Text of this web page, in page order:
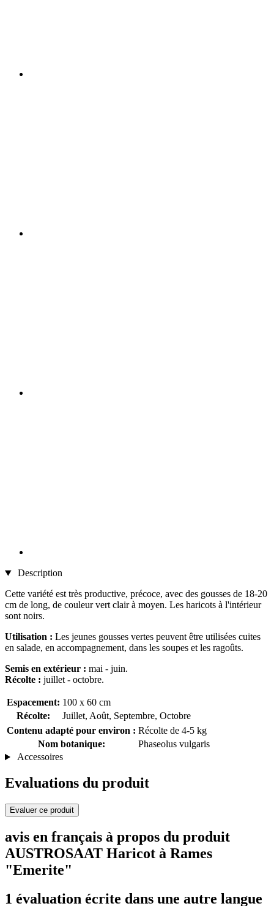
Description
Cette variété est très productive, précoce, avec des gousses de 18-20
cm de long, de couleur vert clair à moyen. Les haricots à l'intérieur
sont noirs.
Utilisation : Les jeunes gousses vertes peuvent être utilisées cuites
en salade, en accompagnement, dans les soupes et les ragoûts.
Semis en extérieur : mai - juin.
Récolte : juillet - octobre.
Espacement: 100 x 60 cm
Récolte:
Juillet, Août, Septembre, Octobre
Contenu adapté pour environ : Récolte de 4-5 kg
Nom botanique:
Phaseolus vulgaris
Accessoires
Evaluations du produit
Evaluer ce produit
avis en français à propos du produit
AUSTROSAAT Haricot à Rames
"Emerite"
1 évaluation écrite dans une autre langue